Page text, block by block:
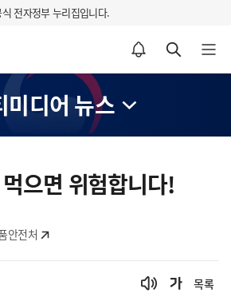
전자정부 누리집입니다.
알림설정 바로가기 검색 바로가기 메뉴 열기
미디어 뉴스
으면 위험합니다!
안전처
목록